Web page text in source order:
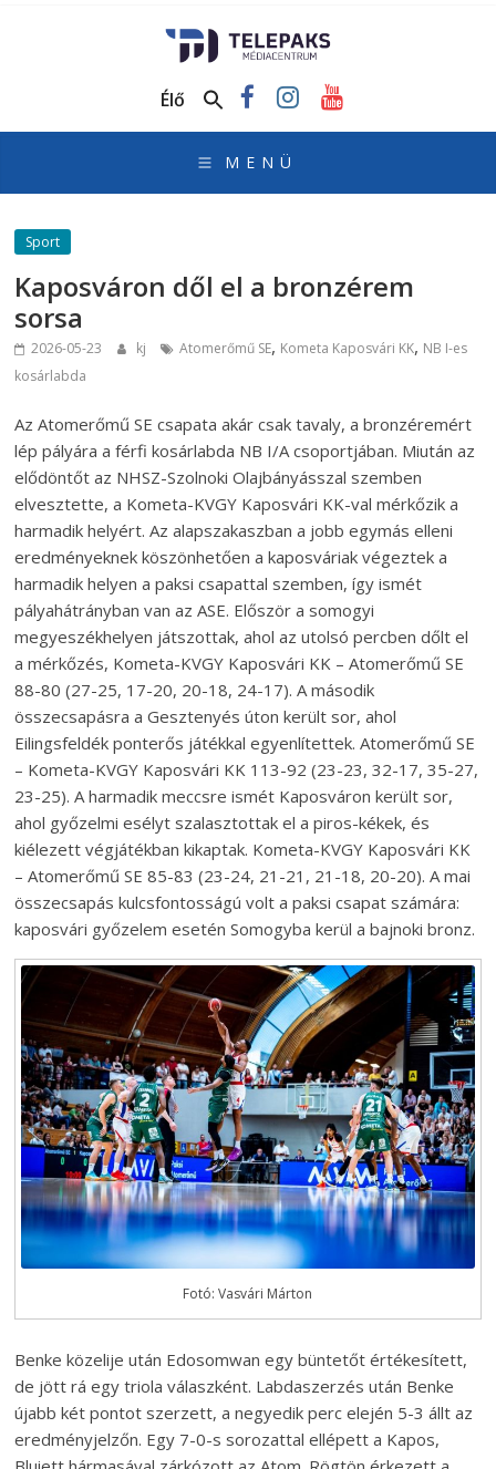
Médiacentrum
honlapja
Élő
Sport
Kaposváron dől el a bronzérem
sorsa
2026-05-23 kj Atomerőmű SE, Kometa Kaposvári KK, NB I-es
kosárlabda
Az Atomerőmű SE csapata akár csak tavaly, a bronzéremért
lép pályára a férfi kosárlabda NB I/A csoportjában. Miután az
elődöntőt az NHSZ-Szolnoki Olajbányásszal szemben
elvesztette, a Kometa-KVGY Kaposvári KK-val mérkőzik a
harmadik helyért. Az alapszakaszban a jobb egymás elleni
eredményeknek köszönhetően a kaposváriak végeztek a
harmadik helyen a paksi csapattal szemben, így ismét
pályahátrányban van az ASE. Először a somogyi
megyeszékhelyen játszottak, ahol az utolsó percben dőlt el
a mérkőzés, Kometa-KVGY Kaposvári KK – Atomerőmű SE
88-80 (27-25, 17-20, 20-18, 24-17). A második
összecsapásra a Gesztenyés úton került sor, ahol
Eilingsfeldék ponterős játékkal egyenlítettek. Atomerőmű SE
– Kometa-KVGY Kaposvári KK 113-92 (23-23, 32-17, 35-27,
23-25). A harmadik meccsre ismét Kaposváron került sor,
ahol győzelmi esélyt szalasztottak el a piros-kékek, és
kiélezett végjátékban kikaptak. Kometa-KVGY Kaposvári KK
– Atomerőmű SE 85-83 (23-24, 21-21, 21-18, 20-20). A mai
összecsapás kulcsfontosságú volt a paksi csapat számára:
kaposvári győzelem esetén Somogyba kerül a bajnoki bronz.
Fotó: Vasvári Márton
Benke közelije után Edosomwan egy büntetőt értékesített,
de jött rá egy triola válaszként. Labdaszerzés után Benke
újabb két pontot szerzett, a negyedik perc elején 5-3 állt az
eredményjelzőn. Egy 7-0-s sorozattal ellépett a Kapos,